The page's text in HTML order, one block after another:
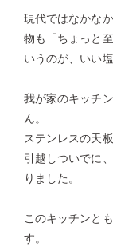
現代ではなかな
物も「ちょっと
いうのが、いい
我が家のキッチ
ん。
ステンレスの天
引越しついでに
りました。
このキッチンと
す。